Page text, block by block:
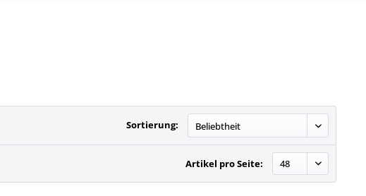
Sortierung:
Artikel pro Seite: